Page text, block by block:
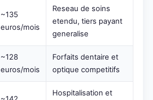
~135
euros/mois
Reseau de soins
etendu, tiers payant
generalise
~128
euros/mois
Forfaits dentaire et
optique competitifs
Hospitalisation et